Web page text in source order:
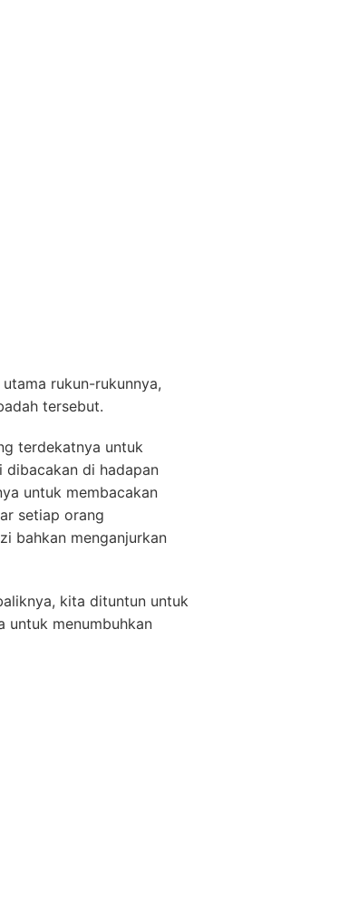
rukun-rukunnya,
tersebut.
terdekatnya untuk
dibacakan di hadapan
untuk membacakan
setiap orang
bahkan menganjurkan
kita dituntun untuk
untuk menumbuhkan